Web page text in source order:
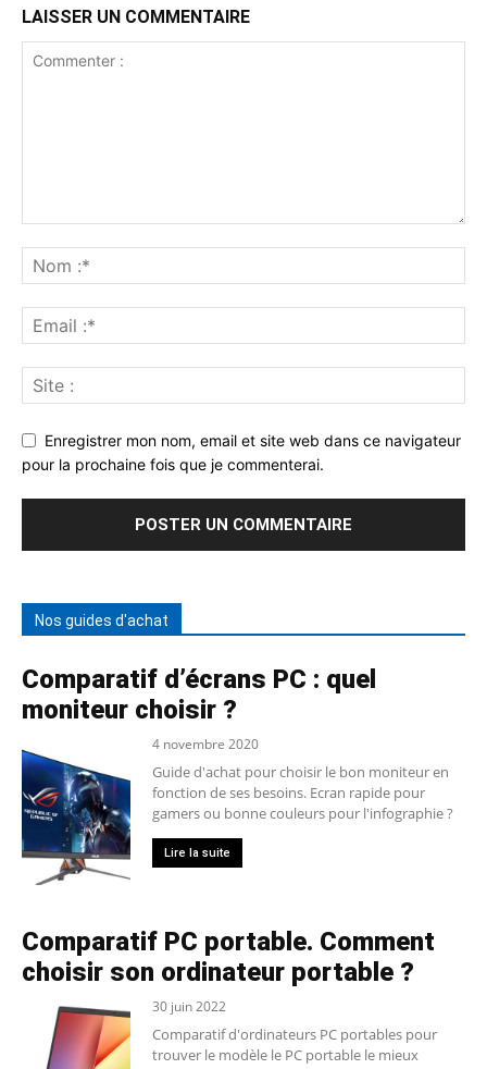
LAISSER UN COMMENTAIRE
Enregistrer mon nom, email et site web dans ce navigateur
pour la prochaine fois que je commenterai.
Nos guides d'achat
Comparatif d’écrans PC : quel
moniteur choisir ?
4 novembre 2020
Guide d'achat pour choisir le bon moniteur en
fonction de ses besoins. Ecran rapide pour
gamers ou bonne couleurs pour l'infographie ?
Lire la suite
Comparatif PC portable. Comment
choisir son ordinateur portable ?
30 juin 2022
Comparatif d'ordinateurs PC portables pour
trouver le modèle le PC portable le mieux